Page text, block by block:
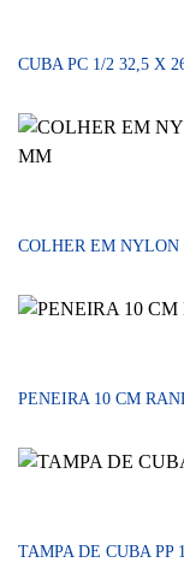
CUBA PC 1/2 32,5 X
COLHER EM
PENEIRA 10 CM
TAMPA DE CUBA PP